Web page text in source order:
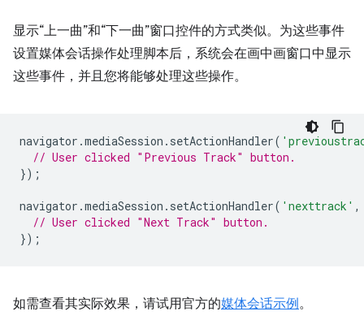
显示“上一曲”和“下一曲”窗口控件的方式类似。为这些事件
设置媒体会话操作处理脚本后，系统会在画中画窗口中显示
这些事件，并且您将能够处理这些操作。
navigator .mediaSession . setActionHandler(
// User clicked "Previous Track" button.
});
navigator .mediaSession . setActionHandler( 'nexttrack' ,
// User clicked "Next Track" button.
});
如需查看其实际效果，请试用官方的媒体会话示例。